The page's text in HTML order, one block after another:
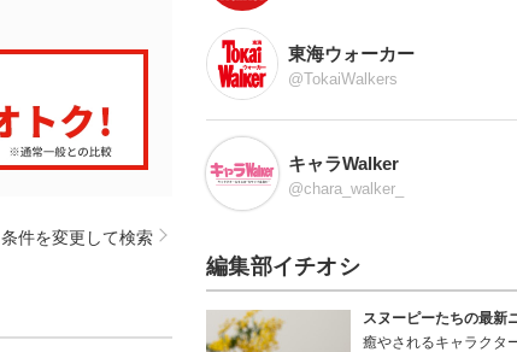
条件を変更して検索
東海ウォーカー
@TokaiWalkers
キャラWalker
@chara_walker_
編集部イチオシ
スヌーピーたちの最新
癒やされるキャラクタ